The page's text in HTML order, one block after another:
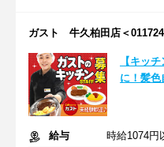
ガスト 牛久柏田店＜011724
【キッ
に！髪色
給与
時給1074円